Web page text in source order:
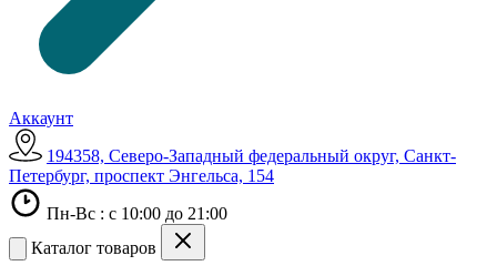
Аккаунт
194358, Северо-Западный федеральный округ, Санкт-
Петербург, проспект Энгельса, 154
Пн-Вс : с 10:00 до 21:00
Каталог товаров